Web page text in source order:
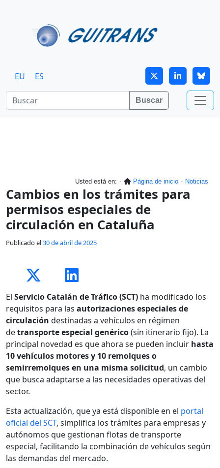
EU ES
Buscar
Usted está en: Página de inicio Noticias
Cambios en los trámites para
permisos especiales de
circulación en Cataluña
Publicado el30 de abril de 2025
El Servicio Catalán de Tráfico (SCT) ha modificado los
requisitos para las autorizaciones especiales de
circulación destinadas a vehículos en régimen
detransporte especial genérico(sin itinerario fijo). La
principal novedad es que ahora se pueden incluir hasta
10 vehículos motores y 10 remolques o
semirremolques en una misma solicitud, un cambio
que busca adaptarse a las necesidades operativas del
sector.
Esta actualización, que ya está disponible en el portal
oficial del SCT, simplifica los trámites para empresas y
autónomos que gestionan flotas de transporte
especial, facilitando la combinación de vehículos según
las demandas del mercado.